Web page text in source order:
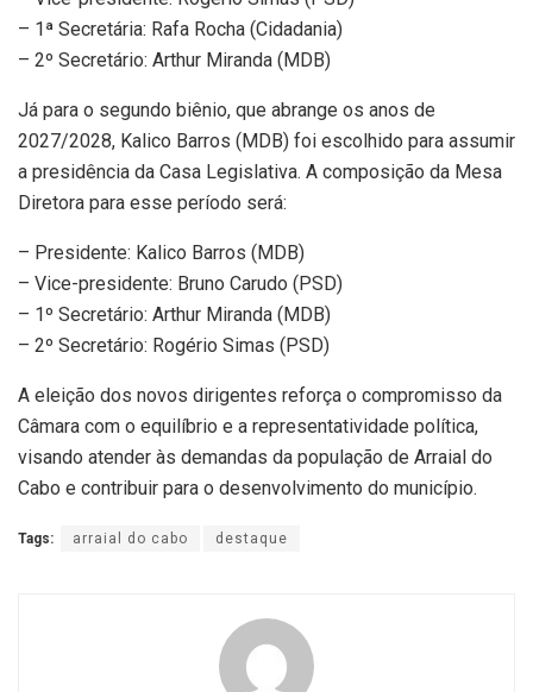
– 1ª Secretária: Rafa Rocha (Cidadania)
– 2º Secretário: Arthur Miranda (MDB)
Já para o segundo biênio, que abrange os anos de
2027/2028, Kalico Barros (MDB) foi escolhido para assumir
a presidência da Casa Legislativa. A composição da Mesa
Diretora para esse período será:
– Presidente: Kalico Barros (MDB)
– Vice-presidente: Bruno Carudo (PSD)
– 1º Secretário: Arthur Miranda (MDB)
– 2º Secretário: Rogério Simas (PSD)
A eleição dos novos dirigentes reforça o compromisso da
Câmara com o equilíbrio e a representatividade política,
visando atender às demandas da população de Arraial do
Cabo e contribuir para o desenvolvimento do município.
Tags: arraial do cabo destaque